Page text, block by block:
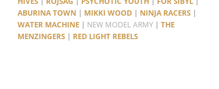
ABURINA TOWN | MIKKI WOOD | NINJA RACERS |
WATER MACHINE | NEW MODEL ARMY | THE
MENZINGERS | RED LIGHT REBELS